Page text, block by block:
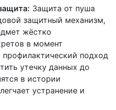
Защита от пуша
защитный механизм,
жёстко
в момент
подход
утечку данных до
в истории
устранение и